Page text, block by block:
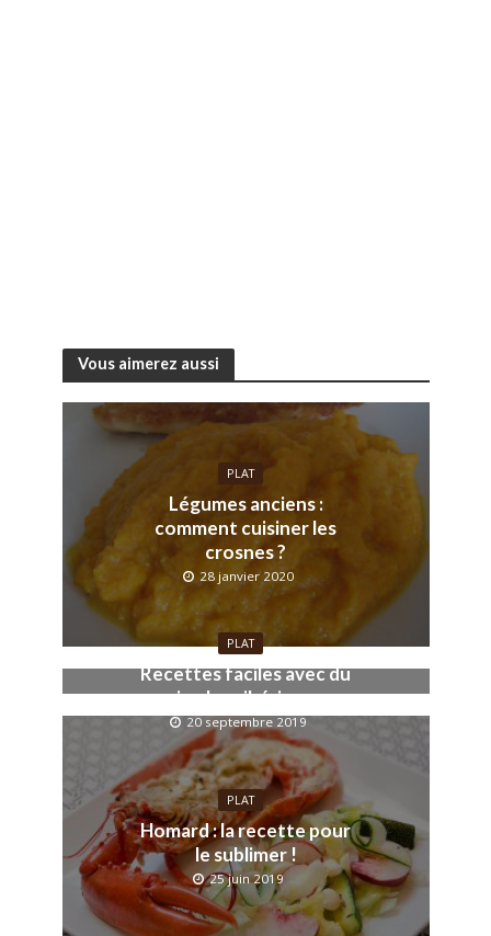
Vous aimerez aussi
PLAT
Légumes anciens :
comment cuisiner les
crosnes ?
28 janvier 2020
PLAT
Recettes faciles avec du
jambon ibérique
20 septembre 2019
PLAT
Homard : la recette pour
le sublimer !
25 juin 2019